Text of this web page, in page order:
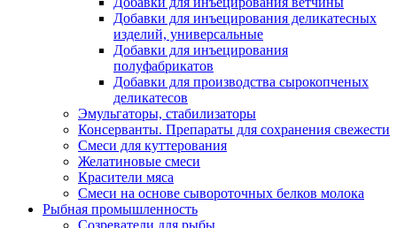
Добавки для инъецирования деликатесных
изделий, универсальные
Добавки для инъецирования
полуфабрикатов
Добавки для производства сырокопченых
деликатесов
Эмульгаторы, стабилизаторы
Консерванты. Препараты для сохранения свежести
Смеси для куттерования
Желатиновые смеси
Красители мяса
Смеси на основе сывороточных белков молока
Рыбная промышленность